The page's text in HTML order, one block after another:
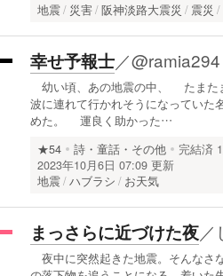
地震
災害 阪神淡路大震災 震災
幸せ予報士／@ramia294
幼い頃、あの地震の中、 たまた
波に連れて行かれそうになってい
めた。 運良く助かった…
★54 詩・童話・その他 完結済
2023年10月6日 07:09 更新
地震 ハブラシ お天気
まっさらに近づけた夜／
夜中に突然起きた地震。そんなさ